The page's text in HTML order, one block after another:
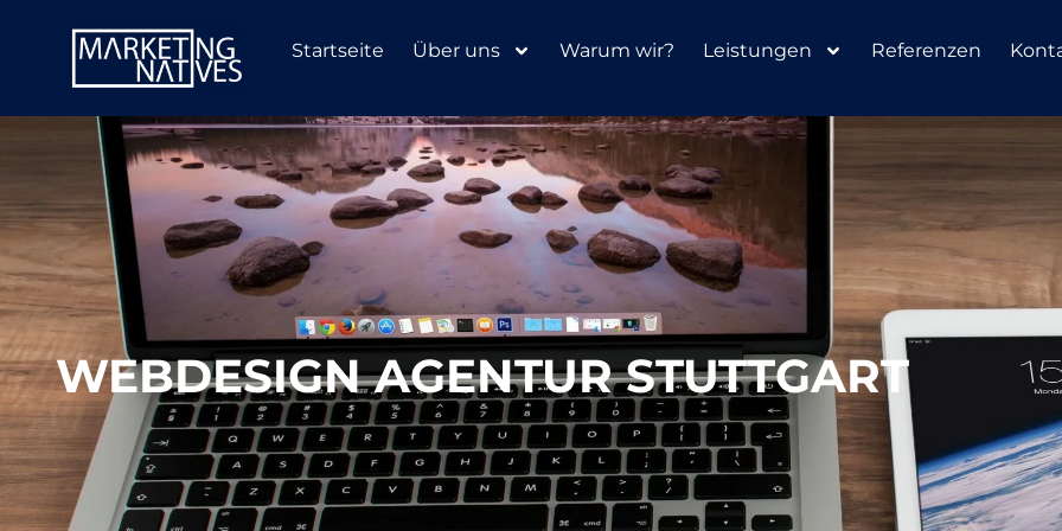
Startseite Über uns Warum wir? Leistungen Referenzen
WEBDESIGN AGENTUR STUTTGART